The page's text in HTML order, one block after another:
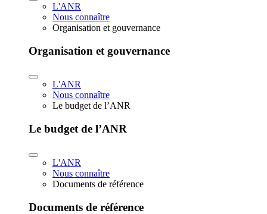
L'ANR
Nous connaître
Organisation et gouvernance
Organisation et gouvernance
L'ANR
Nous connaître
Le budget de l’ANR
Le budget de l’ANR
L'ANR
Nous connaître
Documents de référence
Documents de référence